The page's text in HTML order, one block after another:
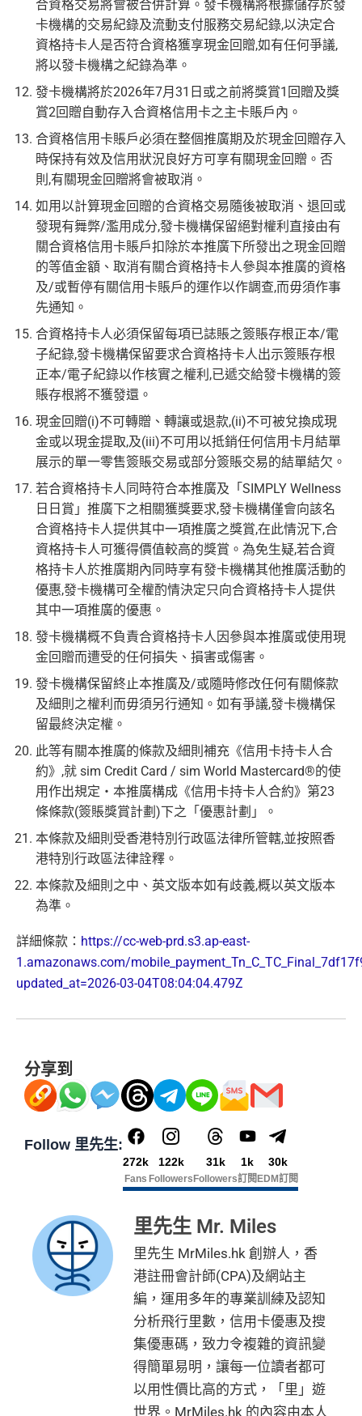
合資格交易將會被合併計算。發卡機構將根據儲存於發
卡機構的交易紀錄及流動支付服務交易紀錄,以決定合
資格持卡人是否符合資格獲享現金回贈,如有任何爭議,
將以發卡機構之紀錄為準。
發卡機構將於2026年7月31日或之前將獎賞1回贈及獎
賞2回贈自動存入合資格信用卡之主卡賬戶內。
合資格信用卡賬戶必須在整個推廣期及於現金回贈存入
時保持有效及信用狀況良好方可享有關現金回贈。否
則,有關現金回贈將會被取消。
如用以計算現金回贈的合資格交易隨後被取消、退回或
發現有舞弊/濫用成分,發卡機構保留絕對權利直接由有
關合資格信用卡賬戶扣除於本推廣下所發出之現金回贈
的等值金額、取消有關合資格持卡人參與本推廣的資格
及/或暫停有關信用卡賬戶的運作以作調查,而毋須作事
先通知。
合資格持卡人必須保留每項已誌賬之簽賬存根正本/電
子紀錄,發卡機構保留要求合資格持卡人出示簽賬存根
正本/電子紀錄以作核實之權利,已遞交給發卡機構的簽
賬存根將不獲發還。
現金回贈(i)不可轉贈、轉讓或退款,(ii)不可被兌換成現
金或以現金提取,及(iii)不可用以抵銷任何信用卡月結單
展示的單一零售簽賬交易或部分簽賬交易的結單結欠。
若合資格持卡人同時符合本推廣及「SIMPLY Wellness
日日賞」推廣下之相關獲獎要求,發卡機構僅會向該名
合資格持卡人提供其中一項推廣之獎賞,在此情況下,合
資格持卡人可獲得價值較高的獎賞。為免生疑,若合資
格持卡人於推廣期內同時享有發卡機構其他推廣活動的
優惠,發卡機構可全權酌情決定只向合資格持卡人提供
其中一項推廣的優惠。
發卡機構概不負責合資格持卡人因參與本推廣或使用現
金回贈而遭受的任何損失、損害或傷害。
發卡機構保留終止本推廣及/或隨時修改任何有關條款
及細則之權利而毋須另行通知。如有爭議,發卡機構保
留最終決定權。
此等有關本推廣的條款及細則補充《信用卡持卡人合
約》,就 sim Credit Card / sim World Mastercard®的使
用作出規定・本推廣構成《信用卡持卡人合約》第23
條條款(簽賬獎賞計劃)下之「優惠計劃」。
本條款及細則受香港特別行政區法律所管轄,並按照香
港特別行政區法律詮釋。
本條款及細則之中、英文版本如有歧義,概以英文版本
為準。
詳細條款： https://cc-web-prd.s3.ap-east-
1.amazonaws.com/
updated_at=2026-03-04T08:04:04.479Z
分享到
Follow 里先生:
272k
Fans
122k
Followers
31k
Followers
1k
訂閱
30k
EDM訂閱
里先生 Mr. Miles
里先生 MrMiles.hk 創辦人，香
港註冊會計師(CPA)及網站主
編，運用多年的專業訓練及認知
分析飛行里數，信用卡優惠及搜
集優惠碼，致力令複雜的資訊變
得簡單易明，讓每一位讀者都可
以用性價比高的方式，「里」遊
世界。MrMiles.hk 的內容由本人